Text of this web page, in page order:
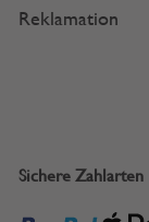
Reklamation
Sichere Zahlarten